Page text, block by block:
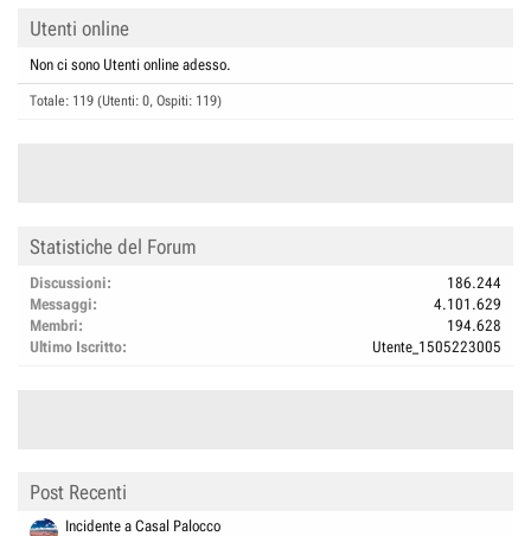
Utenti online
Non ci sono Utenti online adesso.
Totale: 119 (Utenti: 0, Ospiti: 119)
Statistiche del Forum
Discussioni
186.244
Messaggi
4.101.629
Membri
194.628
Ultimo Iscritto
Utente_1505223005
Post Recenti
Incidente a Casal Palocco